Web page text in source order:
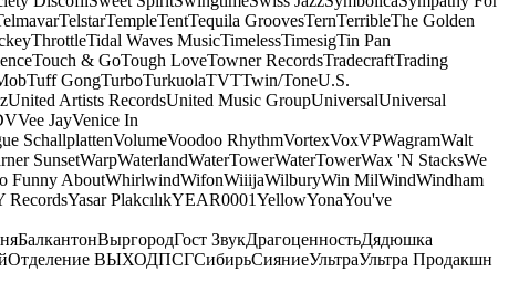
TelstarTempleTentTequila GroovesTernTerribleThe Golden
ThrottleTidal Waves MusicTimelessTimesigTin Pan
Touch & GoTough LoveTowner RecordsTradecraftTrading
Tuff GongTurboTurkuolaTVTTwin/ToneU.S.
United Artists RecordsUnited Music GroupUniversalUniversal
Vee JayVenice In
SchallplattenVolumeVoodoo RhythmVortexVoxVPWagramWalt
SunsetWarpWaterlandWaterTowerWaterTowerWax 'N StacksWe
Funny AboutWhirlwindWifonWiiijaWilburyWin MilWindWindham
RecordsYasar PlakcılıkYEAR0001YellowYonaYou've
БалкантонВыргородГост ЗвукДрагоценностьДядюшка
Отделение ВЫХОДПСГСибирьСияниеУльтраУльтра Продакшн